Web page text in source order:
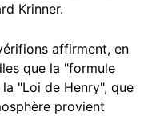
Krinner.
affirment, en
que la "formule
"Loi de Henry", que
provient